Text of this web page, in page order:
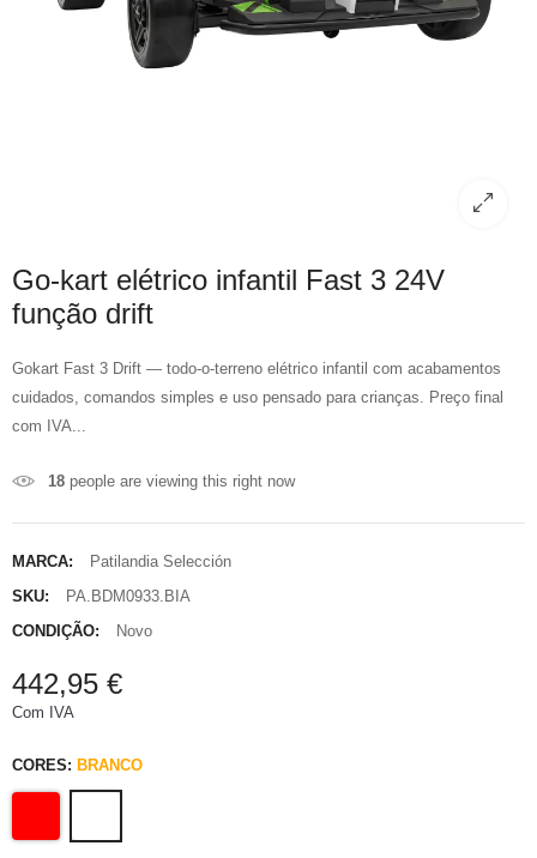
Go-kart elétrico infantil Fast 3 24V
função drift
Gokart Fast 3 Drift — todo-o-terreno elétrico infantil com acabamentos
cuidados, comandos simples e uso pensado para crianças. Preço final
com IVA...
18 people are viewing this right now
MARCA:
Patilandia Selección
SKU:
PA.BDM0933.BIA
CONDIÇÃO:
Novo
442,95 €
Com IVA
CORES: BRANCO